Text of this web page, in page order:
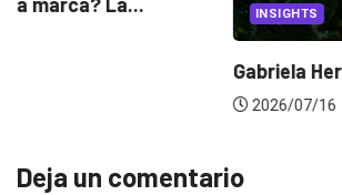
y el arte de cambiarse...
Deja un comentario